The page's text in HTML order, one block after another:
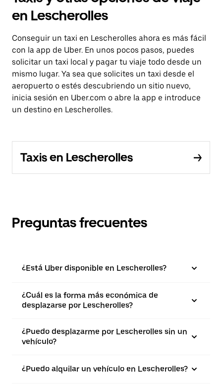
en Lescherolles
Conseguir un taxi en Lescherolles ahora es más fácil
con la app de Uber. En unos pocos pasos, puedes
solicitar un taxi local y pagar tu viaje todo desde un
mismo lugar. Ya sea que solicites un taxi desde el
aeropuerto o estés descubriendo un sitio nuevo,
inicia sesión en Uber.com o abre la app e introduce
un destino en Lescherolles.
Taxis en Lescherolles
Preguntas frecuentes
¿Está Uber disponible en Lescherolles?
¿Cuál es la forma más económica de
desplazarse por Lescherolles?
¿Puedo desplazarme por Lescherolles sin un
vehículo?
¿Puedo alquilar un vehículo en Lescherolles?